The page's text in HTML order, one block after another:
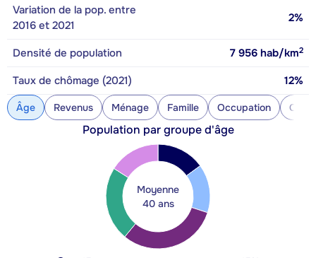
Variation de la pop. entre
2016 et 2021
2%
Densité de population 7 956 hab/km2
Taux de chômage (2021) 12%
Âge Revenus Ménage Famille Occupation
Population par groupe d'âge
Moyenne
40 ans